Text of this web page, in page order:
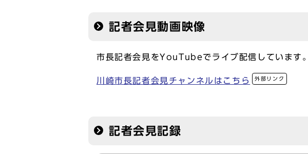
記者会見動画映像
市長記者会見をYouTubeでライブ配信しています。
川崎市長記者会見チャンネルはこちら 外部リンク
記者会見記録